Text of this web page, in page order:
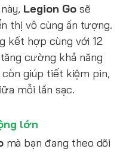
Legion Gosẽ
thị vô cùng ấn tượng.
kết hợp cùng với 12
cường khả năng
giúp tiết kiệm pin,
mỗi lần sạc.
lớn
mà bạn đang theo dõi